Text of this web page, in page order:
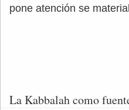
pone atención se
La Kabbalah como